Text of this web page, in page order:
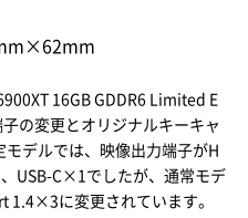
16GB GDDR6 Limited E
の変更とオリジナルキーキャ
デルでは、映像出力端子がH
USB-C×1でしたが、通常モデ
1.4×3に変更されています。